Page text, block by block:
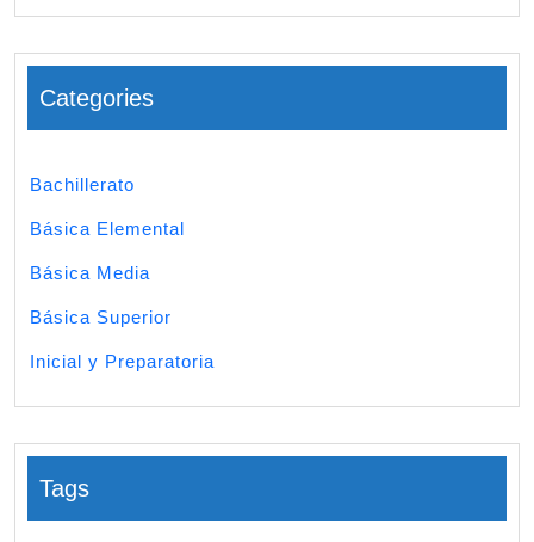
Categories
Bachillerato
Básica Elemental
Básica Media
Básica Superior
Inicial y Preparatoria
Tags